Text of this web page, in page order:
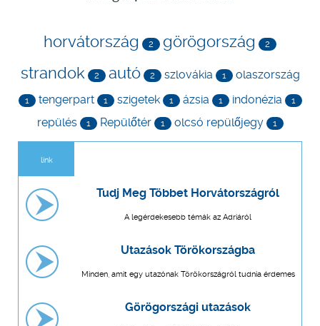
horvátország 2 görögország 2
strandok 2 autó 2 szlovákia 1 olaszország
1 tengerpart 1 szigetek 1 ázsia 1 indonézia 1
repülés 1 Repülőtér 1 olcsó repülőjegy 1
link
Tudj Meg Többet Horvátországról
A legérdekesebb témák az Adriáról
Utazások Törökországba
Minden, amit egy utazónak Törökországról tudnia érdemes
Görögországi utazások